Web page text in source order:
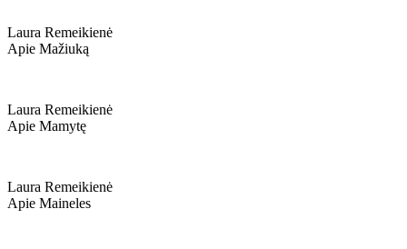
Laura Remeikienė
Apie Mažiuką
Laura Remeikienė
Apie Mamytę
Laura Remeikienė
Apie Maineles